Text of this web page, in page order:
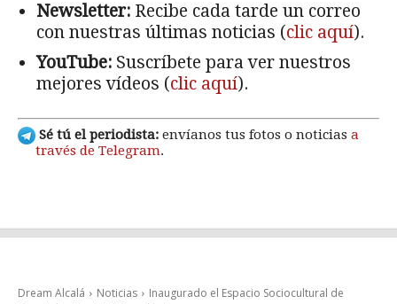
Newsletter: Recibe cada tarde un correo
con nuestras últimas noticias (clic aquí).
YouTube: Suscríbete para ver nuestros
mejores vídeos (clic aquí).
Sé tú el periodista: envíanos tus fotos o noticias a
través de Telegram.